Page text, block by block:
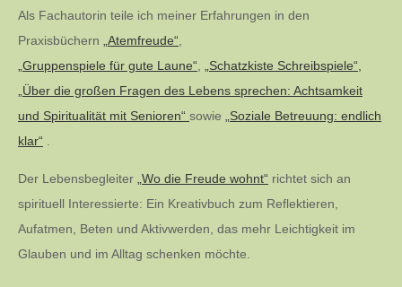
Als Fachautorin teile ich meiner Erfahrungen in den
Praxisbüchern
„Atemfreude“
„Gruppenspiele für gute Laune“
„Schatzkiste Schreibspiele“,
„Über die großen Fragen des Lebens sprechen: Achtsamkeit
und Spiritualität mit Senioren“ sowie
„Soziale Betreuung: endlich
klar“
Der Lebensbegleiter „Wo die Freude wohnt“ richtet sich an
spirituell Interessierte: Ein Kreativbuch zum Reflektieren,
Aufatmen, Beten und Aktivwerden, das mehr Leichtigkeit im
Glauben und im Alltag schenken möchte.